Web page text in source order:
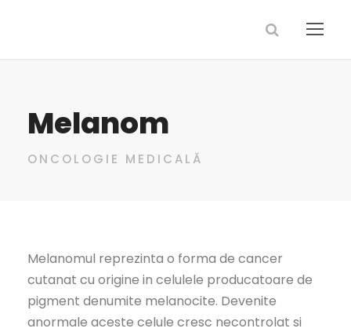
Melanom
ONCOLOGIE MEDICALĂ
Melanomul reprezinta o forma de cancer
cutanat cu origine in celulele producatoare de
pigment denumite melanocite. Devenite
anormale aceste celule cresc necontrolat si